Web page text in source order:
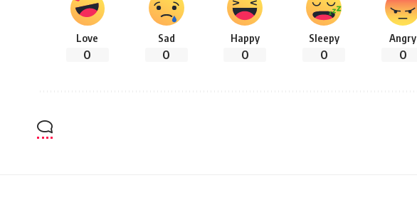
Love
0
Sad
0
Happy
0
Sleepy
0
Angry
0